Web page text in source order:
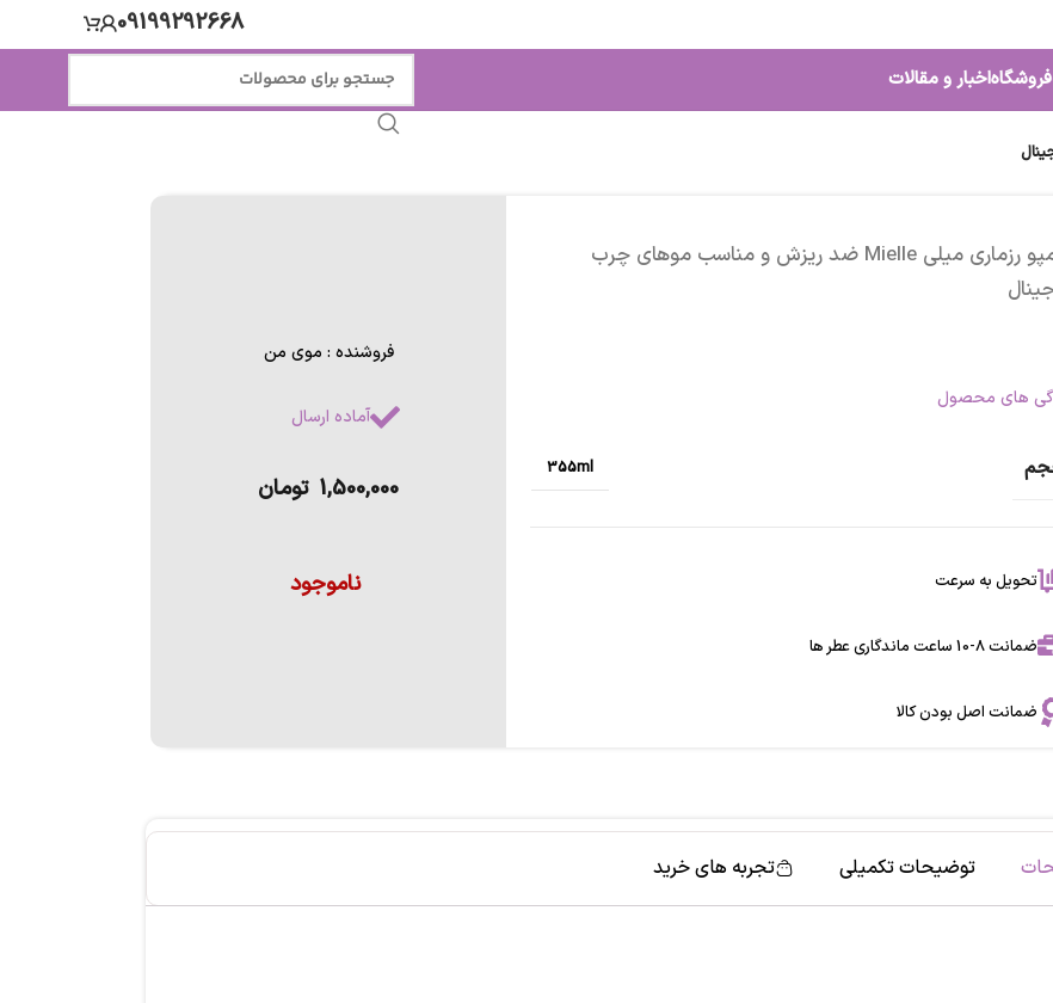
09199292668
فروشگاهاخبار و مقالات
شامپو رزماری میلی Mielle ضد ریزش و مناسب موهای چرب
های محصول
355ml
تحویل به سرعت
ضمانت 8-10 ساعت ماندگاری عطر ها
ضمانت اصل بودن کالا
فروشنده : موی من
آماده ارسال
1,500,000 تومان
ناموجود
توضیحات تکمیلی تجربه های خرید